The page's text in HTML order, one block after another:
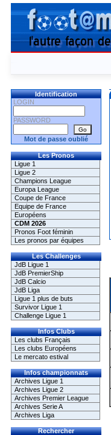
Identification
LOGIN
PASSWORD
Mot de passe oublié
Les Pronos
Ligue 1
Ligue 2
Champions League
Europa League
Coupe de France
Equipe de France
Européens
CDM 2026
Pronos Foot féminin
Les pronos par équipes
Les Challenges
JdB Ligue 1
JdB PremierShip
JdB Calcio
JdB Liga
Ligue 1 plus de buts
Survivor Ligue 1
Challenge Ligue 1
Infos Clubs
Les clubs Français
Les clubs Européens
Le mercato estival
Infos championnats
Archives Ligue 1
Archives Ligue 2
Archives Premier League
Archives Serie A
Archives Liga
Rechercher